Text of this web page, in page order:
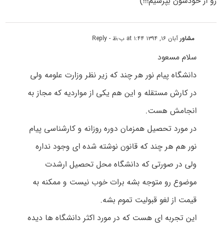
مشاورآبان ۱۶, ۱۳۹۴ at ۱:۴۴ ب٫ظ - Reply
سلام مسعود
دانشگاه پیام نور هر چند که زیر نظر وزارت علومه ولی
در کارش مستقله و این هم یکی از مواردیه که مجاز به
انجامش هست.
در مورد تحصیل همزمان دوره روزانه و کارشناسی پیام
نور هم هر چند که قانون نوشته شده ای وجود نداره
ولی در صورتی که دانشگاه محل تحصیل ارشدت
موضوع رو متوجه بشه برات خوب نیست و ممکنه به
قیمت از لغو قبولیت تموم بشه.
این تجربه ای هست که در مورد اکثر دانشگاه ها دیده